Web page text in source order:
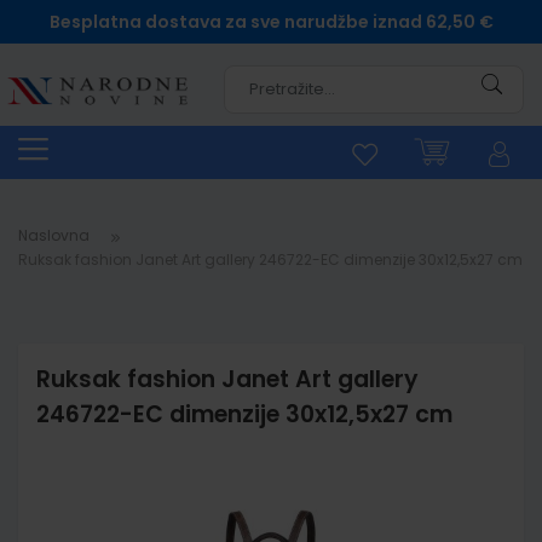
Besplatna dostava za sve narudžbe iznad 62,50 €
Naslovna
Ruksak fashion Janet Art gallery
246722-EC dimenzije 30x12,5x27 cm